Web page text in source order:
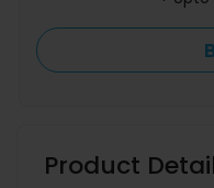
Product